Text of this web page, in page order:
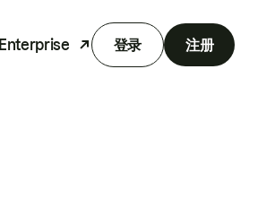
Enterprise 登录 注册